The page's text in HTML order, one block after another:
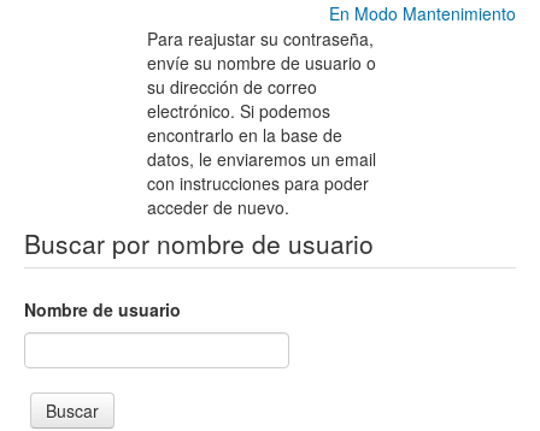
En Modo Mantenimiento
Para reajustar su contraseña,
envíe su nombre de usuario o
su dirección de correo
electrónico. Si podemos
encontrarlo en la base de
datos, le enviaremos un email
con instrucciones para poder
acceder de nuevo.
Buscar por nombre de usuario
Nombre de usuario